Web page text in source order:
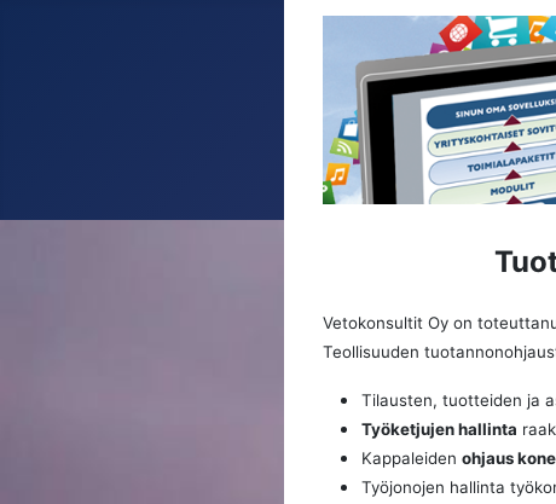
Vetokonsultit Oy on
Teollisuuden
Tilausten, tuotteiden ja
Työketjujen hallinta
Kappaleidenohjaus
Työjonojen hallinta